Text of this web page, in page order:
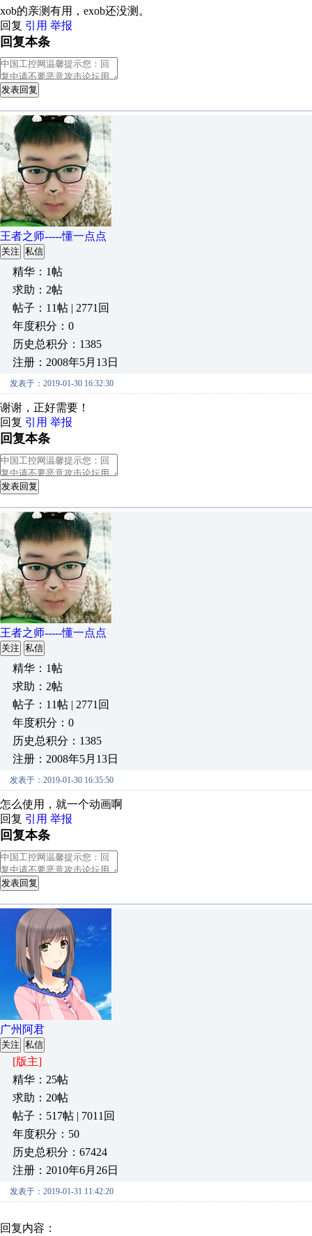
xob的亲测有用，exob还没测。
回复 引用 举报
回复本条
发表回复
王者之师-----懂一点点
关注 私信
精华：1帖
求助：2帖
帖子：11帖 | 2771回
年度积分：0
历史总积分：1385
注册：2008年5月13日
发表于：2019-01-30 16:32:30
谢谢，正好需要！
回复 引用 举报
回复本条
发表回复
王者之师-----懂一点点
关注 私信
精华：1帖
求助：2帖
帖子：11帖 | 2771回
年度积分：0
历史总积分：1385
注册：2008年5月13日
发表于：2019-01-30 16:35:50
怎么使用，就一个动画啊
回复 引用 举报
回复本条
发表回复
广州阿君
关注 私信
[版主]
精华：25帖
求助：20帖
帖子：517帖 | 7011回
年度积分：50
历史总积分：67424
注册：2010年6月26日
发表于：2019-01-31 11:42:20
回复内容：